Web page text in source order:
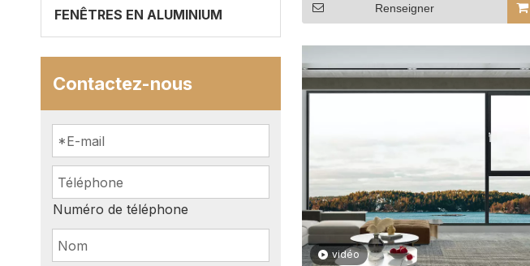
FENÊTRES EN ALUMINIUM
Contactez-nous
Numéro de téléphone
Renseigner
vidéo